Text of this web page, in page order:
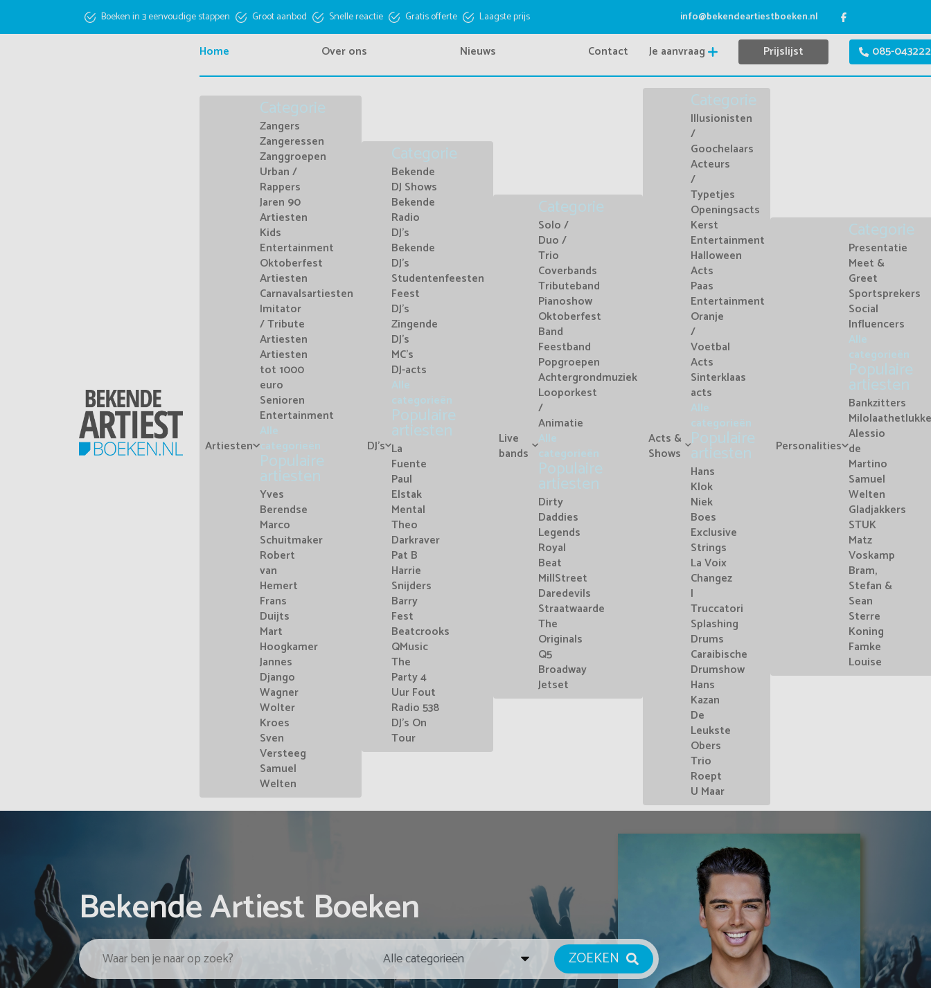
Boeken in 3 eenvoudige stappen Groot aanbod Snelle reactie Gratis offerte Laagste prijs info@bekendeartiestboeken.nl
Home Over ons Nieuws Contact Je aanvraag Prijslijst 085-
Artiesten
Categorie
Zangers
Zangeressen
Zanggroepen
Urban /
Rappers
Jaren 90
Artiesten
Kids
Entertainment
Oktoberfest
Artiesten
Carnavalsartiesten
Imitator
/ Tribute
Artiesten
Artiesten
tot 1000
euro
Senioren
Entertainment
Alle
categorieën
Populaire
artiesten
Yves
Berendse
Marco
Schuitmaker
Robert
van
Hemert
Frans
Duijts
Mart
Hoogkamer
Jannes
Django
Wagner
Wolter
Kroes
Sven
Versteeg
Samuel
Welten
DJ's
Categorie
Bekende
DJ Shows
Bekende
Radio
DJ's
Bekende
DJ's
Studentenfeesten
Feest
DJ's
Zingende
DJ's
MC's
DJ-acts
Alle
categorieën
Populaire
artiesten
La
Fuente
Paul
Elstak
Mental
Theo
Darkraver
Pat B
Harrie
Snijders
Barry
Fest
Beatcrooks
QMusic
The
Party 4
Uur Fout
Radio 538
DJ's On
Tour
Live
bands
Categorie
Solo /
Duo /
Trio
Coverbands
Tributeband
Pianoshow
Oktoberfest
Band
Feestband
Popgroepen
Achtergrondmuziek
Looporkest
/
Animatie
Alle
categorieën
Populaire
artiesten
Dirty
Daddies
Legends
Royal
Beat
MillStreet
Daredevils
Straatwaarde
The
Originals
Q5
Broadway
Jetset
Acts &
Shows
Categorie
Illusionisten
/
Goochelaars
Acteurs
/
Typetjes
Openingsacts
Kerst
Entertainment
Halloween
Acts
Paas
Entertainment
Oranje
/
Voetbal
Acts
Sinterklaas
acts
Alle
categorieën
Populaire
artiesten
Hans
Klok
Niek
Boes
Exclusive
Strings
La Voix
Changez
I
Truccatori
Splashing
Drums
Caraibische
Drumshow
Hans
Kazan
De
Leukste
Obers
Trio
Roept
U Maar
Personalities
Categorie
Presentatie
Meet &
Greet
Sportsprekers
Social
Influencers
Alle
categorieën
Populaire
artiesten
Bankzitters
Alessio
de
Martino
Samuel
Welten
Gladjakkers
STUK
Matz
Voskamp
Bram,
Stefan &
Sean
Sterre
Koning
Famke
Louise
Bekende Artiest Boeken
ZOEKEN